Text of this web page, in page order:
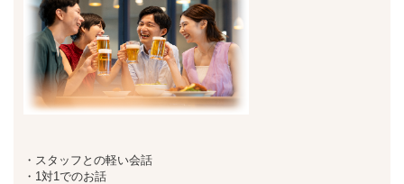
・スタッフとの軽い会話
・1対1でのお話